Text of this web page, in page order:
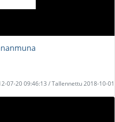
07-20 09:46:13 / Tallennettu 2018-10-01